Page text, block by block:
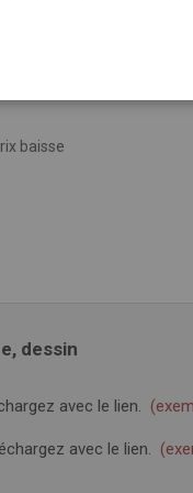
baisse
dessin
avec le lien.
avec le lien.